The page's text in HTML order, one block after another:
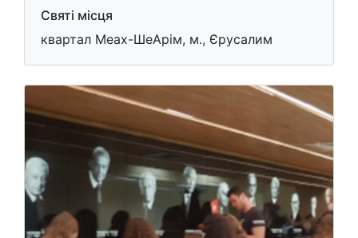
Святі місця
квартал Меах-ШеАрім, м., Єрусалим